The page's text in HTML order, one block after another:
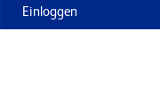
Einloggen